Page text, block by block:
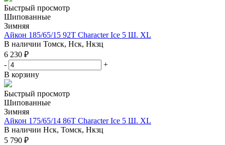
Быстрый просмотр
Шипованные
Зимняя
Айкон 185/65/15 92T Character Ice 5 Ш. XL
В наличии Томск, Нск, Нкзц
6 230 ₽
-
+
В корзину
Быстрый просмотр
Шипованные
Зимняя
Айкон 175/65/14 86T Character Ice 5 Ш. XL
В наличии Нск, Томск, Нкзц
5 790 ₽